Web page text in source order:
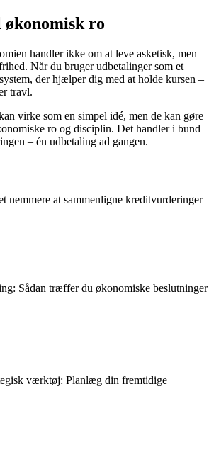
ro
handler ikke om at leve asketisk, men
Når du bruger udbetalinger som et
der hjælper dig med at holde kursen –
travl.
virke som en simpel idé, men de kan gøre
ro og disciplin. Det handler i bund
– én udbetaling ad gangen.
nemmere at sammenligne kreditvurderinger
Sådan træffer du økonomiske beslutninger
værktøj: Planlæg din fremtidige